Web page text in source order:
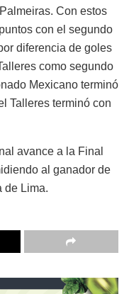
Con estos
con el segundo
diferencia de goles
como segundo
Mexicano terminó
Talleres terminó con
avance a la Final
al ganador de
de Lima.